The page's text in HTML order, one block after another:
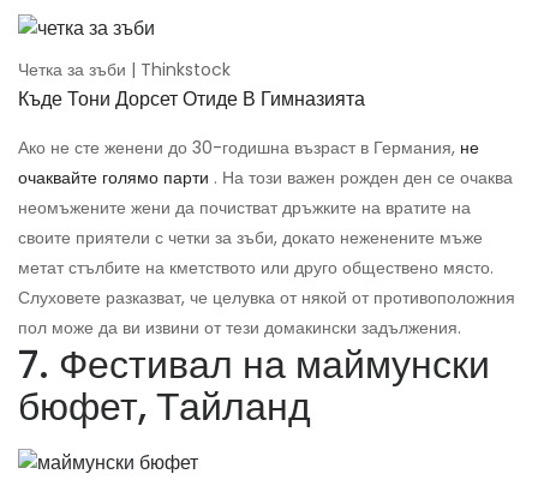
Четка за зъби | Thinkstock
Къде Тони Дорсет Отиде В Гимназията
Ако не сте женени до 30-годишна възраст в Германия, не
очаквайте голямо парти . На този важен рожден ден се очаква
неомъжените жени да почистват дръжките на вратите на
своите приятели с четки за зъби, докато неженените мъже
метат стълбите на кметството или друго обществено място.
Слуховете разказват, че целувка от някой от противоположния
пол може да ви извини от тези домакински задължения.
7. Фестивал на маймунски
бюфет, Тайланд